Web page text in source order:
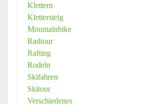
Klettern
Klettersteig
Mountainbike
Radtour
Rafting
Rodeln
Skifahren
Skitour
Verschiedenes